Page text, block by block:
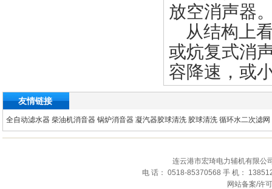
放空消声器
从结构上
或炕复式消
容降速，或
友情链接
全自动滤水器 柴油机消音器 锅炉消音器 凝汽器胶球清洗 胶球清洗 循环水二次滤网
连云港市宏琦电力辅机有限公
电 话： 0518-85370568 手 机：
网站备案/许